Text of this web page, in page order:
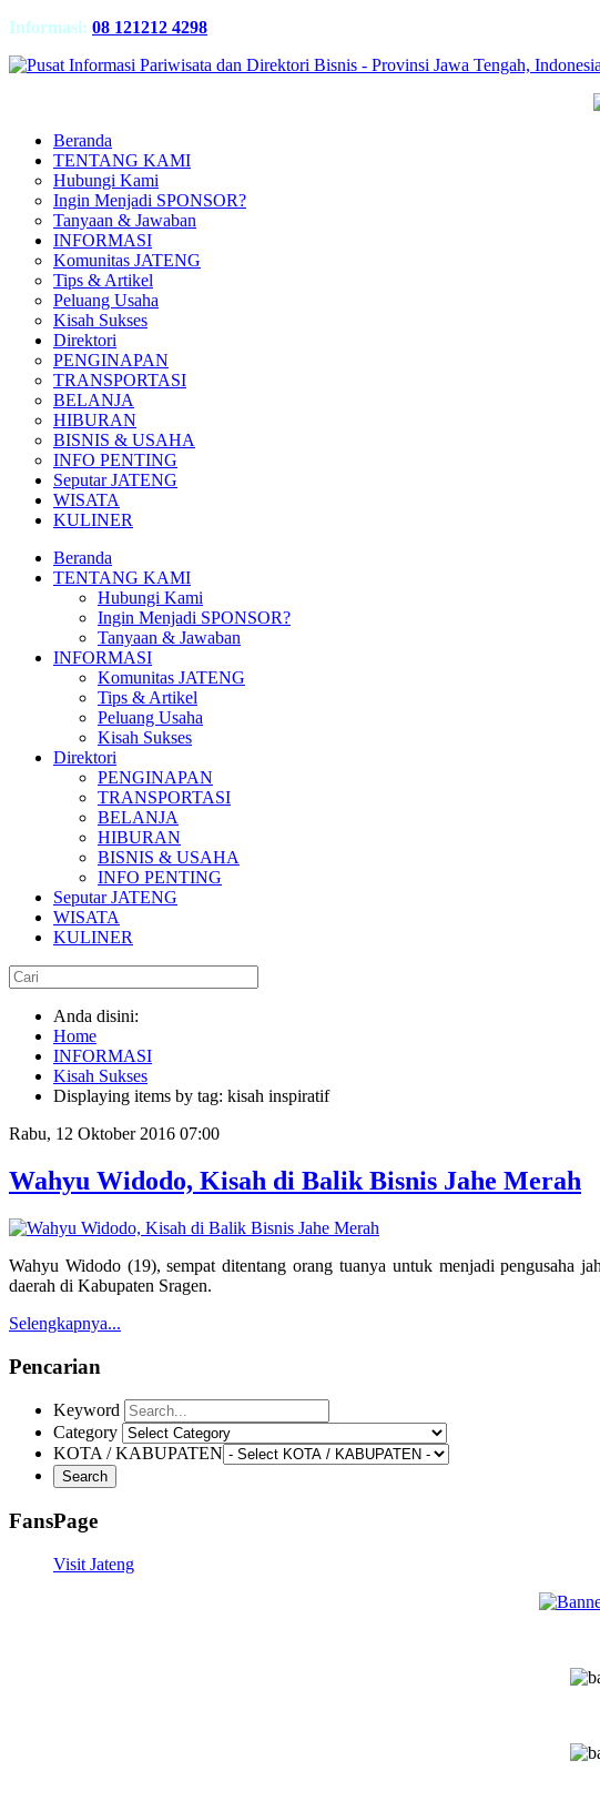
Informasi: 08 121212 4298
Beranda
TENTANG KAMI
Hubungi Kami
Ingin Menjadi SPONSOR?
Tanyaan & Jawaban
INFORMASI
Komunitas JATENG
Tips & Artikel
Peluang Usaha
Kisah Sukses
Direktori
PENGINAPAN
TRANSPORTASI
BELANJA
HIBURAN
BISNIS & USAHA
INFO PENTING
Seputar JATENG
WISATA
KULINER
Beranda
TENTANG KAMI
Hubungi Kami
Ingin Menjadi SPONSOR?
Tanyaan & Jawaban
INFORMASI
Komunitas JATENG
Tips & Artikel
Peluang Usaha
Kisah Sukses
Direktori
PENGINAPAN
TRANSPORTASI
BELANJA
HIBURAN
BISNIS & USAHA
INFO PENTING
Seputar JATENG
WISATA
KULINER
Anda disini:
Home
INFORMASI
Kisah Sukses
Displaying items by tag: kisah inspiratif
Rabu, 12 Oktober 2016 07:00
Wahyu Widodo, Kisah di Balik Bisnis Jahe Merah
Wahyu Widodo (19), sempat ditentang orang tuanya untuk menjadi pengusaha
daerah di Kabupaten Sragen.
Selengkapnya...
Pencarian
Keyword
Category
KOTA / KABUPATEN
FansPage
Visit Jateng